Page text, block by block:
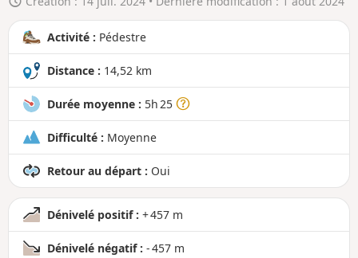
r
n
d
Activité : Pédestre
Distance : 14,52 km
Durée moyenne : 5h 25
Difficulté : Moyenne
Retour au départ : Oui
Dénivelé positif : + 457 m
Dénivelé négatif : - 457 m